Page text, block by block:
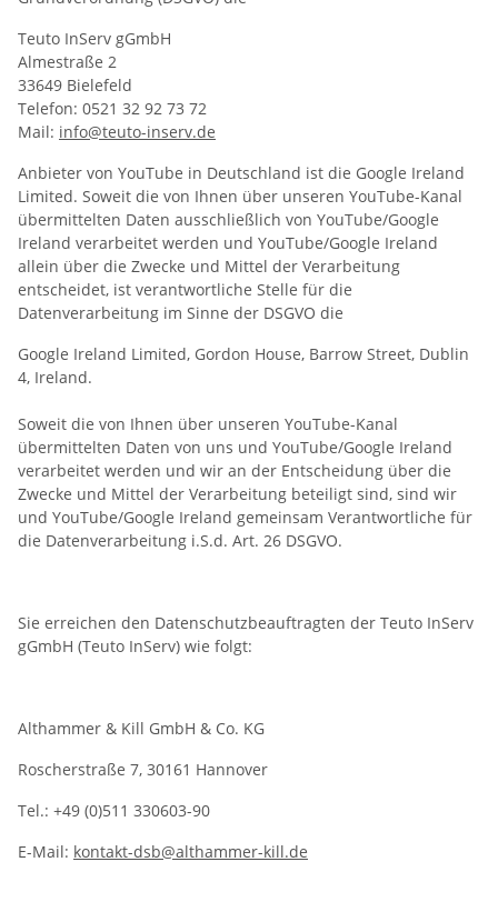
Teuto InServ gGmbH
Almestraße 2
33649 Bielefeld
Telefon: 0521 32 92 73 72
Mail: info@teuto-inserv.de
Anbieter von YouTube in Deutschland ist die Google Ireland
Limited. Soweit die von Ihnen über unseren YouTube-Kanal
übermittelten Daten ausschließlich von YouTube/Google
Ireland verarbeitet werden und YouTube/Google Ireland
allein über die Zwecke und Mittel der Verarbeitung
entscheidet, ist verantwortliche Stelle für die
Datenverarbeitung im Sinne der DSGVO die
Google Ireland Limited, Gordon House, Barrow Street, Dublin
4, Ireland.
Soweit die von Ihnen über unseren YouTube-Kanal
übermittelten Daten von uns und YouTube/Google Ireland
verarbeitet werden und wir an der Entscheidung über die
Zwecke und Mittel der Verarbeitung beteiligt sind, sind wir
und YouTube/Google Ireland gemeinsam Verantwortliche für
die Datenverarbeitung i.S.d. Art. 26 DSGVO.
Sie erreichen den Datenschutzbeauftragten der Teuto InServ
gGmbH (Teuto InServ) wie folgt:
Althammer & Kill GmbH & Co. KG
Roscherstraße 7, 30161 Hannover
Tel.: +49 (0)511 330603-90
E-Mail: kontakt-dsb@althammer-kill.de